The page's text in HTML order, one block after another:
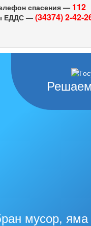
спасения — 112
ЕДДС — (34374) 2-42-
мусор, яма